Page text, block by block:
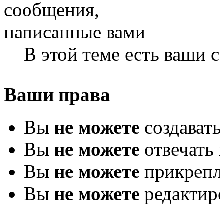
В этой теме есть ваши
Ваши права
Вы не можете
Вы не можете
Вы не можете
Вы не можете